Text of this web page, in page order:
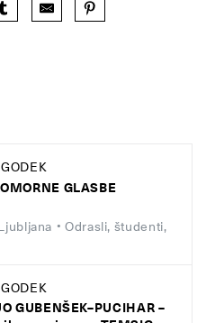
GLASBE
• Odrasli, študenti,
GUBENŠEK–PUCIHAR –